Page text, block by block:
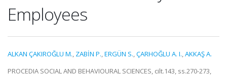
Employees
ALKAN ÇAKIROĞLU M., ZABİN P.,ERGÜN S.,ÇARHOĞLU A. I.,AKKAŞ A.
PROCEDIA SOCIAL AND BEHAVIOURAL SCIENCES, cilt.143, ss.270-273,